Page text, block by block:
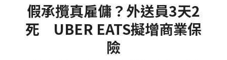
假承攬真雇傭？外送員3天2
死 UBER EATS擬增商業保
險